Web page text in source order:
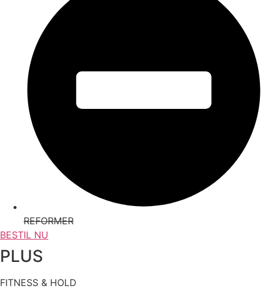
REFORMER
BESTIL NU
PLUS
FITNESS & HOLD